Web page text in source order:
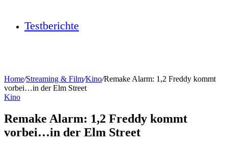
Testberichte
Home/Streaming & Film/Kino/Remake Alarm: 1,2 Freddy kommt
vorbei…in der Elm Street
Kino
Remake Alarm: 1,2 Freddy kommt
vorbei…in der Elm Street